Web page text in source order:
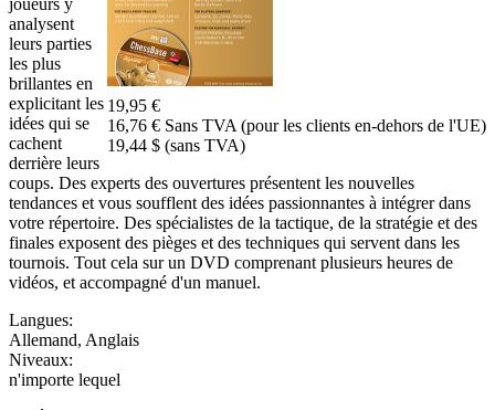
19,95 €
16,76 € Sans TVA (pour les clients en-dehors de l'UE)
19,44 $ (sans TVA)
analysent
leurs parties
les plus
brillantes en
explicitant les
idées qui se
cachent
derrière leurs
coups. Des experts des ouvertures présentent les nouvelles
tendances et vous soufflent des idées passionnantes à intégrer dans
votre répertoire. Des spécialistes de la tactique, de la stratégie et des
finales exposent des pièges et des techniques qui servent dans les
tournois. Tout cela sur un DVD comprenant plusieurs heures de
vidéos, et accompagné d'un manuel.
Langues:
Allemand, Anglais
Niveaux:
n'importe lequel